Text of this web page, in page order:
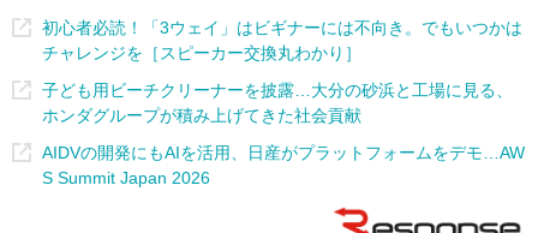
初心者必読！「3ウェイ」はビギナーには不向き。でもいつかは
チャレンジを［スピーカー交換丸わかり］
子ども用ビーチクリーナーを披露…大分の砂浜と工場に見る、
ホンダグループが積み上げてきた社会貢献
AIDVの開発にもAIを活用、日産がプラットフォームをデモ…AW
S Summit Japan 2026